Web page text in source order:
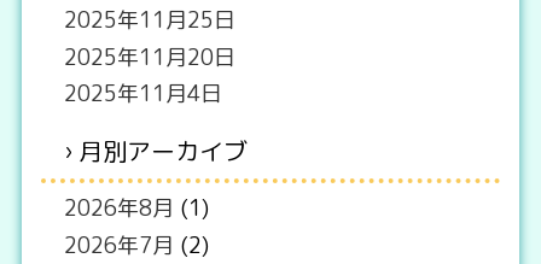
2025年11月25日
2025年11月20日
2025年11月4日
月別アーカイブ
2026年8月 (1)
2026年7月 (2)